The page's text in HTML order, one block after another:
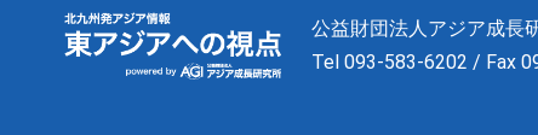
公益財団法人アジア成
Tel 093-583-6202 / Fax